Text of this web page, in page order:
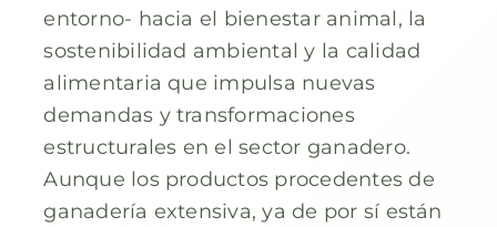
entorno- hacia el bienestar animal, la
sostenibilidad ambiental y la calidad
alimentaria que impulsa nuevas
demandas y transformaciones
estructurales en el sector ganadero.
Aunque los productos procedentes de
ganadería extensiva, ya de por sí están